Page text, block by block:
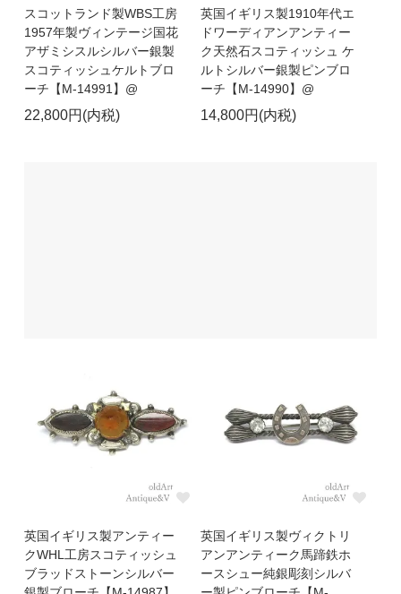
スコットランド製WBS工房
1957年製ヴィンテージ国花
アザミシスルシルバー銀製
スコティッシュケルトブロ
ーチ【M-14991】@
22,800円(内税)
英国イギリス製1910年代エ
ドワーディアンアンティー
ク天然石スコティッシュ ケ
ルトシルバー銀製ピンブロ
ーチ【M-14990】@
14,800円(内税)
英国イギリス製アンティー
クWHL工房スコティッシュ
ブラッドストーンシルバー
英国イギリス製ヴィクトリ
アンアンティーク馬蹄鉄ホ
ースシュー純銀彫刻シルバ